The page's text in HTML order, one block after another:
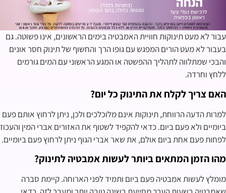
עבור לא מעט תינוקות חוויית האמבטיה בימים הראשונים, אינו פשוטה. גם
בעבור לא מעט הורים המפגש עם גופו הרך והחשוף של תינוק חסר אונים
והבכי שמתלווה לתהליך ההפשטה או המגע הראשוני עם המים גורמים
ללחץ וחרדה.
האם צריך לקלח את התינוק כל יום?
למרות הדעה הרווחת, תינוקות אינם מלוכלכים ולכן, ניתן לרחוץ אותם פעם
ביומיים ולא פעם ביום. כדאי להקפיד לשטוף את האזורים אברי המין והעכוז
לפחות פעם אחת ביום אולם, את שאר אברי הגוף ניתן לרחוץ פעם ביומיים.
מהו הזמן המתאים ביותר לעשות אמבטיה לתינוק?
מומלץ לעשות אמבטיה פעם ביום ותמיד לפני הארוחה. קיימת סברה